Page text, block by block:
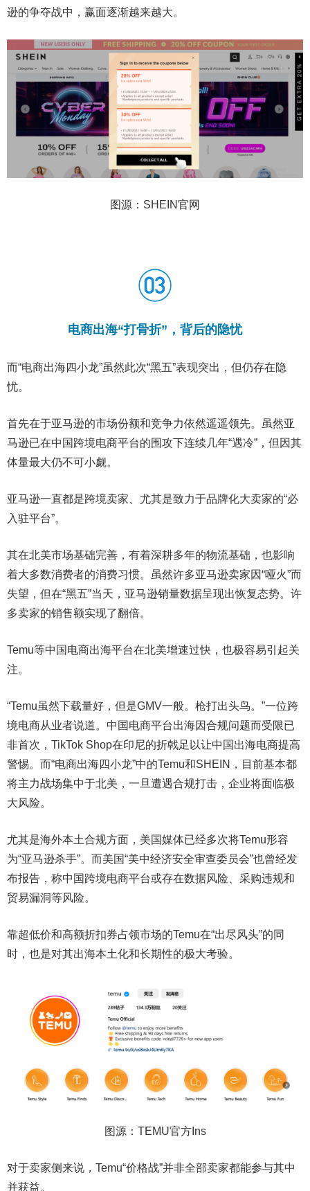
逊的争夺战中，赢面逐渐越来越大。
图源：SHEIN官网
电商出海“打骨折”，背后的隐忧
而“电商出海四小龙”虽然此次“黑五”表现突出，但仍存在隐
忧。
首先在于亚马逊的市场份额和竞争力依然遥遥领先。虽然亚
马逊已在中国跨境电商平台的围攻下连续几年“遇冷”，但因其
体量最大仍不可小觑。
亚马逊一直都是跨境卖家、尤其是致力于品牌化大卖家的“必
入驻平台”。
其在北美市场基础完善，有着深耕多年的物流基础，也影响
着大多数消费者的消费习惯。虽然许多亚马逊卖家因“哑火”而
失望，但在“黑五”当天，亚马逊销量数据呈现出恢复态势。许
多卖家的销售额实现了翻倍。
Temu等中国电商出海平台在北美增速过快，也极容易引起关
注。
“Temu虽然下载量好，但是GMV一般。枪打出头鸟。”一位跨
境电商从业者说道。中国电商平台出海因合规问题而受限已
非首次，TikTok Shop在印尼的折戟足以让中国出海电商提高
警惕。而“电商出海四小龙”中的Temu和SHEIN，目前基本都
将主力战场集中于北美，一旦遭遇合规打击，企业将面临极
大风险。
尤其是海外本土合规方面，美国媒体已经多次将Temu形容
为“亚马逊杀手”。而美国“美中经济安全审查委员会”也曾经发
布报告，称中国跨境电商平台或存在数据风险、采购违规和
贸易漏洞等风险。
靠超低价和高额折扣券占领市场的Temu在“出尽风头”的同
时，也是对其出海本土化和长期性的极大考验。
图源：TEMU官方Ins
对于卖家侧来说，Temu“价格战”并非全部卖家都能参与其中
并获益。